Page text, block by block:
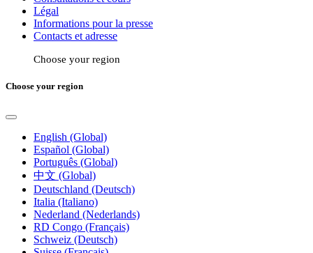
Légal
Informations pour la presse
Contacts et adresse
Choose your region
Choose your region
English (Global)
Español (Global)
Português (Global)
中文 (Global)
Deutschland (Deutsch)
Italia (Italiano)
Nederland (Nederlands)
RD Congo (Français)
Schweiz (Deutsch)